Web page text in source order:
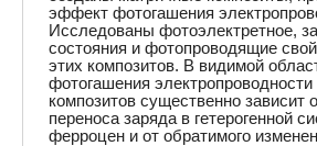
эффект фотогашения
Исследованы фотоэлектретное,
состояния и фотопроводящие
этих композитов. В видимой
фотогашения
композитов существенно зависит
переноса заряда в гетерогенной
ферроцен и от обратимого